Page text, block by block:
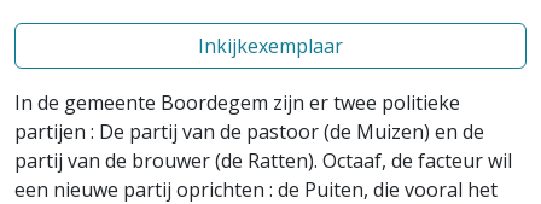
Inkijkexemplaar
In de gemeente Boordegem zijn er twee politieke
partijen : De partij van de pastoor (de Muizen) en de
partij van de brouwer (de Ratten). Octaaf, de facteur wil
een nieuwe partij oprichten : de Puiten, die vooral het